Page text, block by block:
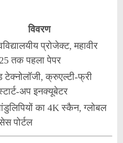
विवरण
प्रोजेक्ट, महावीर
तक पहला पेपर
टेक्नोलॉजी, क्रुएल्टी‑फ्री
इनक्यूबेटर
का 4K स्कैन, ग्लोबल
पोर्टल